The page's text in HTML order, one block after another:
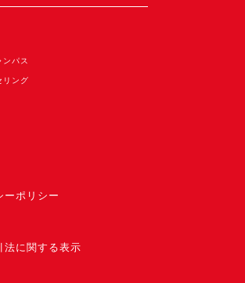
ンパス
リング
ーポリシー
法に関する表示